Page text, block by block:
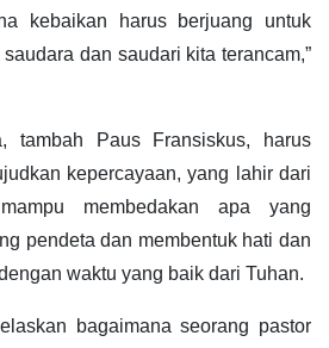
kebaikan harus berjuang untuk
dan saudari kita terancam,”
tambah Paus Fransiskus, harus
kepercayaan, yang lahir dari
membedakan apa yang
pendeta dan membentuk hati dan
waktu yang baik dari Tuhan.
bagaimana seorang pastor